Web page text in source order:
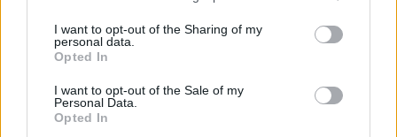
I want to opt-out of the Sharing of my
personal data.
Opted In
I want to opt-out of the Sale of my
Personal Data.
Opted In
Υπουργούς Εσωτερικών, Αποκέντρωσης και
Ηλεκτρονικής Διακυβέρνησης, κ. Γ. Ραγκούση,
Εθνικής Άμυνας, κ. Ε. Βενιζέλο, Παιδείας, Δια
Βίου Μάθησης και Θρησκευμάτων, κ. Α.